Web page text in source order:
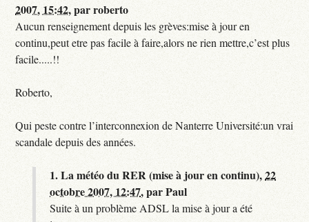
2007, 15:42,parroberto
Aucun renseignement depuis les grèves:mise à jour en
continu,peut etre pas facile à faire,alors ne rien mettre,c’est plus
facile.....!!
Roberto,
Qui peste contre l’interconnexion de Nanterre Université:un vrai
scandale depuis des années.
1.La météo du RER (mise à jour en continu),22
octobre 2007, 12:47,parPaul
Suite à un problème ADSL la mise à jour a été